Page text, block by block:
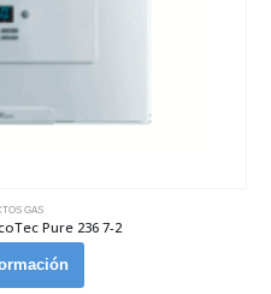
GAS
Pure 236 7-2